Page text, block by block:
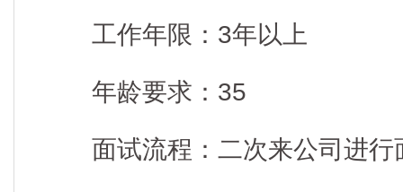
工作年限：3年以上
年龄要求：35
面试流程：二次来公司进行